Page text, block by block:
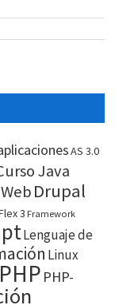
AS 3.0
Java
Drupal
3 Framework
Lenguaje de
Linux
PHP PHP-